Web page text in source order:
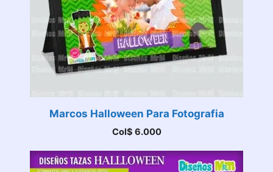
Marcos Halloween Para Fotografia
Col$ 6.000